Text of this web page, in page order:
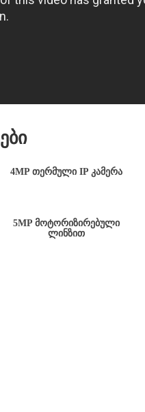
4MP ᲗᲔᲠᲛᲣᲚᲘ IP ᲙᲐᲛᲔᲠᲐ
5MP ᲛᲝᲢᲝᲠᲘᲖᲘᲠᲔᲑᲣᲚᲘ
ᲚᲘᲜᲖᲘᲗ